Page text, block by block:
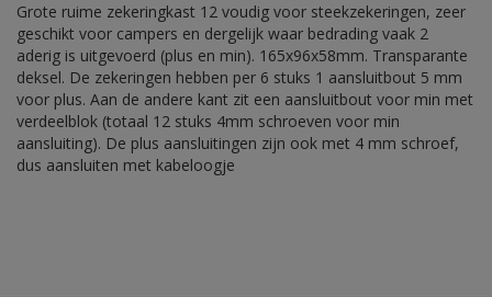
Grote ruime zekeringkast 12 voudig voor steekzekeringen, zeer
geschikt voor campers en dergelijk waar bedrading vaak 2
aderig is uitgevoerd (plus en min). 165x96x58mm. Transparante
deksel. De zekeringen hebben per 6 stuks 1 aansluitbout 5 mm
voor plus. Aan de andere kant zit een aansluitbout voor min met
verdeelblok (totaal 12 stuks 4mm schroeven voor min
aansluiting). De plus aansluitingen zijn ook met 4 mm schroef,
dus aansluiten met kabeloogje